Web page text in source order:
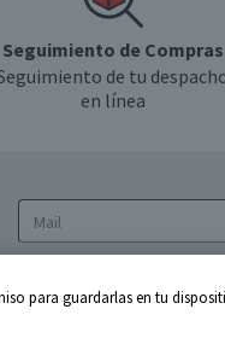
Seguimiento de Compras
de tu
en línea
de privacidad y de
para guardarlas en tu